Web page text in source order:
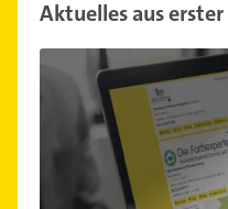
Aktuelles aus